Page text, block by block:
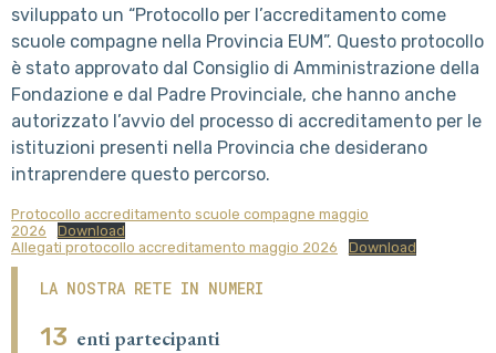
sviluppato un “Protocollo per l’accreditamento come
scuole compagne nella Provincia EUM”. Questo protocollo
è stato approvato dal Consiglio di Amministrazione della
Fondazione e dal Padre Provinciale, che hanno anche
autorizzato l’avvio del processo di accreditamento per le
istituzioni presenti nella Provincia che desiderano
intraprendere questo percorso.
Protocollo accreditamento scuole compagne maggio
2026
Download
Allegati protocollo accreditamento maggio 2026
Download
LA NOSTRA RETE IN NUMERI
13 enti partecipanti